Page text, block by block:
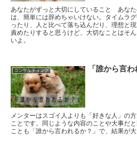
あなたがずっと大切にしていること あな
は、簡単には辞めちゃいけない。タイムラ
ったり、人と比べて落ち込んだり、理想と
責めたりすると思うけど、大切なことはそ
いよ。
コンサルティング 「誰から言わ
メンターはスゴイ人よりも「好きな人」の
ことです。同じような内容のことや大事だ
ことも「誰から言われるか？」で、結果が